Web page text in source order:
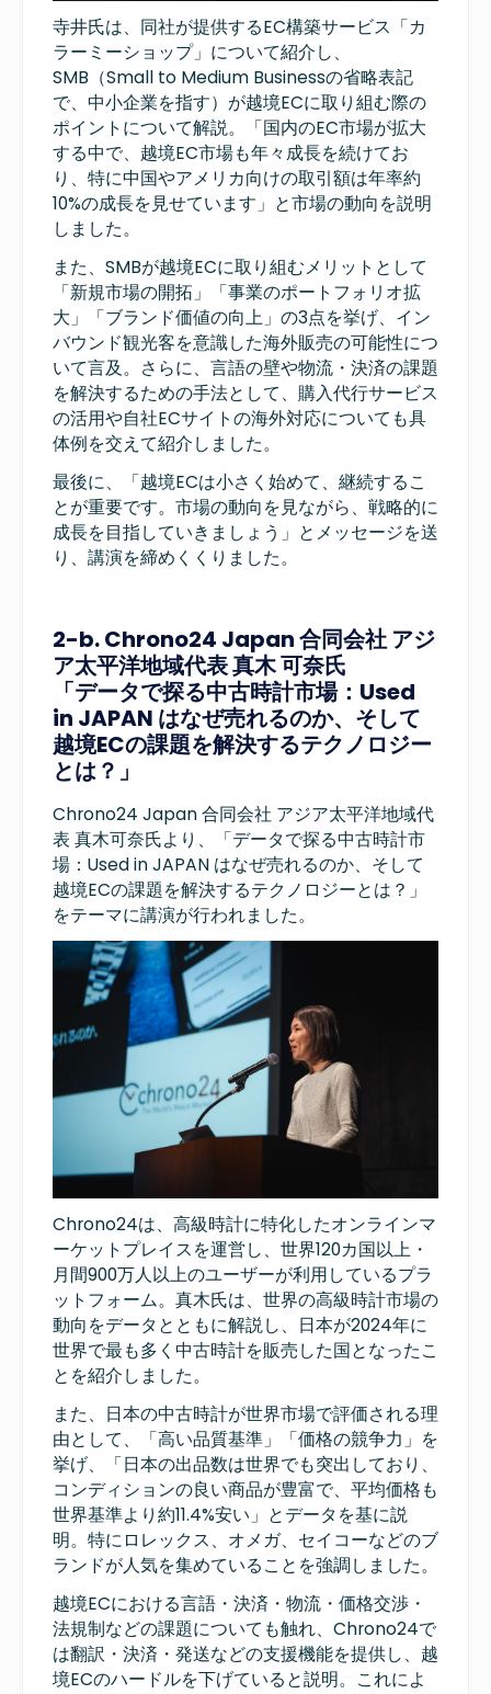
寺井氏は、同社が提供するEC構築サービス「カ
ラーミーショップ」について紹介し、
SMB（Small to Medium Businessの省略表記
で、中小企業を指す）が越境ECに取り組む際の
ポイントについて解説。「国内のEC市場が拡大
する中で、越境EC市場も年々成長を続けてお
り、特に中国やアメリカ向けの取引額は年率約
10%の成長を見せています」と市場の動向を説明
しました。
また、SMBが越境ECに取り組むメリットとして
「新規市場の開拓」「事業のポートフォリオ拡
大」「ブランド価値の向上」の3点を挙げ、イン
バウンド観光客を意識した海外販売の可能性につ
いて言及。さらに、言語の壁や物流・決済の課題
を解決するための手法として、購入代行サービス
の活用や自社ECサイトの海外対応についても具
体例を交えて紹介しました。
最後に、「越境ECは小さく始めて、継続するこ
とが重要です。市場の動向を見ながら、戦略的に
成長を目指していきましょう」とメッセージを送
り、講演を締めくくりました。
2-b. Chrono24 Japan 合同会社 アジ
ア太平洋地域代表 真木 可奈氏
「データで探る中古時計市場：Used
in JAPAN はなぜ売れるのか、そして
越境ECの課題を解決するテクノロジー
とは？」
Chrono24 Japan 合同会社 アジア太平洋地域代
表 真木可奈氏より、「データで探る中古時計市
場：Used in JAPAN はなぜ売れるのか、そして
越境ECの課題を解決するテクノロジーとは？」
をテーマに講演が行われました。
Chrono24は、高級時計に特化したオンラインマ
ーケットプレイスを運営し、世界120カ国以上・
月間900万人以上のユーザーが利用しているプラ
ットフォーム。真木氏は、世界の高級時計市場の
動向をデータとともに解説し、日本が2024年に
世界で最も多く中古時計を販売した国となったこ
とを紹介しました。
また、日本の中古時計が世界市場で評価される理
由として、「高い品質基準」「価格の競争力」を
挙げ、「日本の出品数は世界でも突出しており、
コンディションの良い商品が豊富で、平均価格も
世界基準より約11.4%安い」とデータを基に説
明。特にロレックス、オメガ、セイコーなどのブ
ランドが人気を集めていることを強調しました。
越境ECにおける言語・決済・物流・価格交渉・
法規制などの課題についても触れ、Chrono24で
は翻訳・決済・発送などの支援機能を提供し、越
境ECのハードルを下げていると説明。これによ